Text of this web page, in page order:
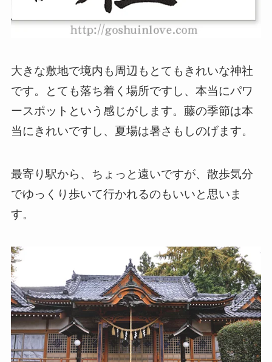
大きな敷地で境内も周辺もとてもきれいな神社
です。とても落ち着く場所ですし、本当にパワ
ースポットという感じがします。藤の季節は本
当にきれいですし、夏場は暑さもしのげます。
最寄り駅から、ちょっと遠いですが、散歩気分
でゆっくり歩いて行かれるのもいいと思いま
す。